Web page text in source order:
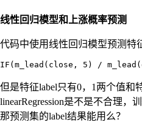
线性回归模型和上涨概率预测
代码中使用线性回归模型预测特
但是特征label只有0，1两个值和
linearRegression是不是不合理，
那预测集的label结果能用么？